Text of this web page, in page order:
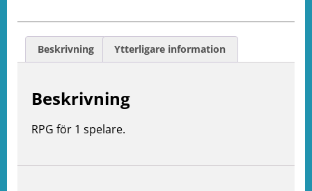
Beskrivning Ytterligare information
Beskrivning
RPG för 1 spelare.